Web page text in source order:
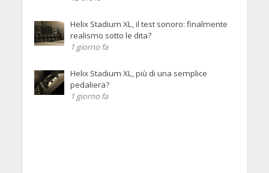
Helix Stadium XL, il test sonoro: finalmente
realismo sotto le dita?
1 giorno fa
Helix Stadium XL, più di una semplice
pedaliera?
1 giorno fa